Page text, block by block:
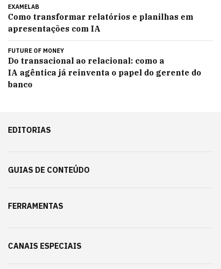
EXAMELAB
Como transformar relatórios e planilhas em
apresentações com IA
FUTURE OF MONEY
Do transacional ao relacional: como a
IA agêntica já reinventa o papel do gerente do
banco
EDITORIAS
GUIAS DE CONTEÚDO
FERRAMENTAS
CANAIS ESPECIAIS